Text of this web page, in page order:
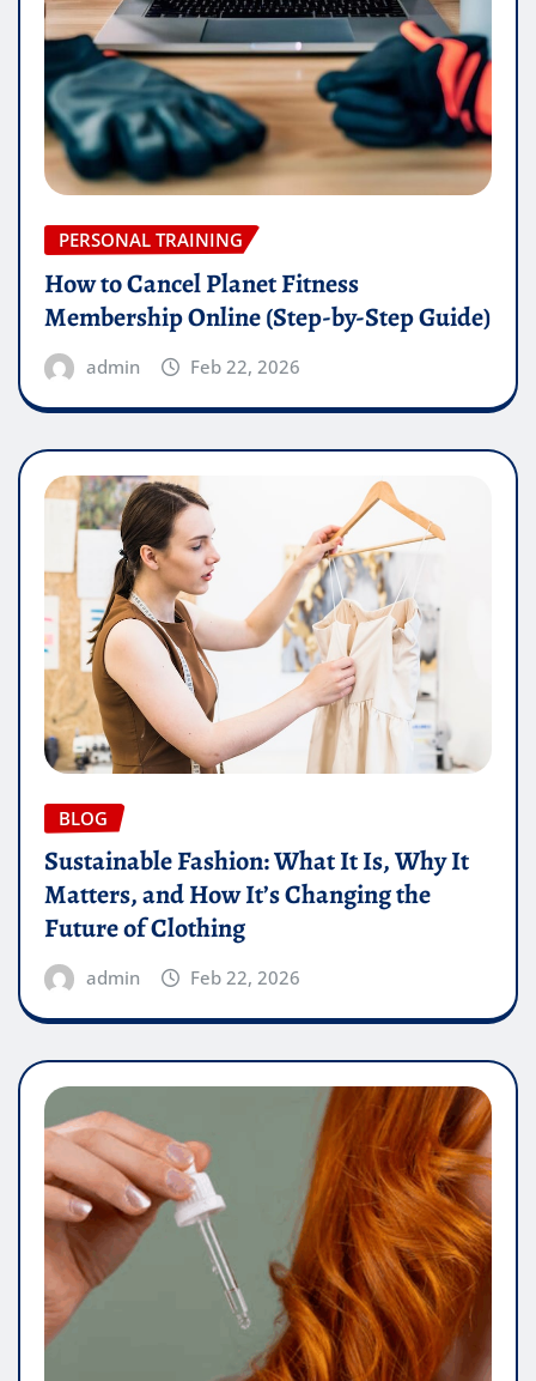
PERSONAL TRAINING
How to Cancel Planet Fitness
Membership Online (Step-by-Step Guide)
admin Feb 22, 2026
BLOG
Sustainable Fashion: What It Is, Why It
Matters, and How It’s Changing the
Future of Clothing
admin Feb 22, 2026